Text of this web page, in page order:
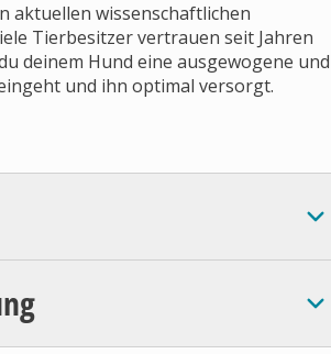
aktuellen wissenschaftlichen
Tierbesitzer vertrauen seit Jahren
deinem Hund eine ausgewogene und
und ihn optimal versorgt.